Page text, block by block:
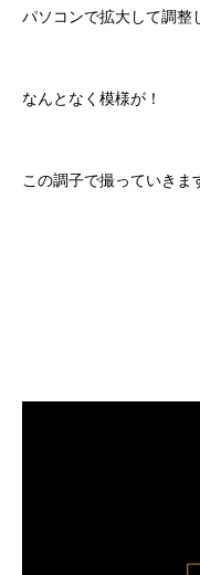
パソコンで拡大して調整
なんとなく模様が！
この調子で撮っていきま